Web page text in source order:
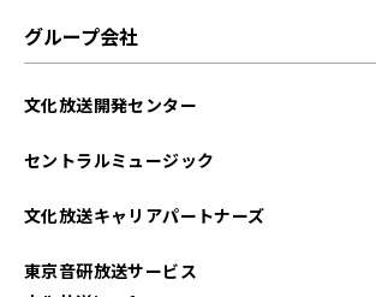
グループ会社
文化放送開発センター
セントラルミュージック
文化放送キャリアパートナーズ
東京音研放送サービス